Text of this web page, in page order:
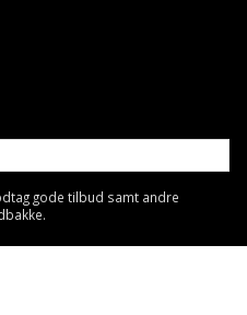
gode tilbud samt andre